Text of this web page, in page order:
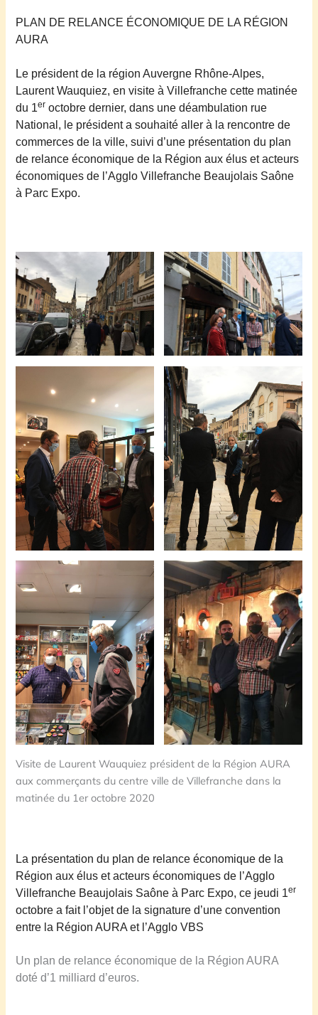
PLAN DE RELANCE ÉCONOMIQUE DE LA RÉGION
AURA
Le président de la région Auvergne Rhône-Alpes,
Laurent Wauquiez, en visite à Villefranche cette matinée
du 1er octobre dernier, dans une déambulation rue
National, le président a souhaité aller à la rencontre de
commerces de la ville, suivi d’une présentation du plan
de relance économique de la Région aux élus et acteurs
économiques de l’Agglo Villefranche Beaujolais Saône
à Parc Expo.
Visite de Laurent Wauquiez président de la Région AURA
aux commerçants du centre ville de Villefranche dans la
matinée du 1er octobre 2020
La présentation du plan de relance économique de la
Région aux élus et acteurs économiques de l’Agglo
Villefranche Beaujolais Saône à Parc Expo, ce jeudi 1er
octobre a fait l’objet de la signature d’une convention
entre la Région AURA et l’Agglo VBS
Un plan de relance économique de la Région AURA
doté d’1 milliard d’euros.